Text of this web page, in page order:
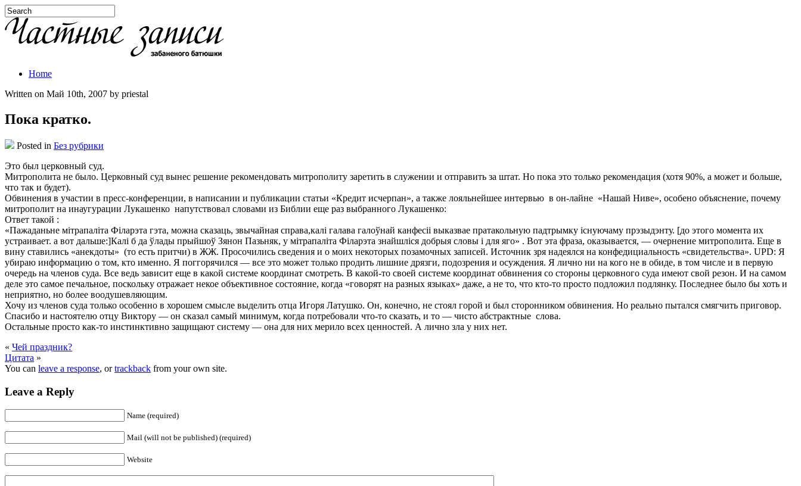
Home
Written on Май 10th, 2007 by priestal
Пока кратко.
Posted in Без рубрики
Это был церковный суд.
Митрополита не было. Церковный суд вынес решение рекомендовать митрополиту заретить в служении и отправить за штат. Но пока это только рекомендация (хотя 90%, а может и больше,
что так и будет).
Обвинения в участии в пресс-конференции, в написании и публикации статьи «Кредит исчерпан», а также лояльнейшее интервью в он-лайне «Нашай Ниве», особено объяснение, почему
митрополит на инаугурации Лукашенко напутствовал словами из Библии еще раз выбранного Лукашенко:
Ответ такой :
«Пажаданьне мітрапаліта Філарэта гэта, можна сказаць, звычайная справа,калі галава галоўнай канфесіі выказвае пратакольную падтрымку існуючаму прэзыдэнту. [до этого момента их
устраивает. а вот дальше:]Калі б да ўлады прыйшоў Зянон Пазьняк, у мітрапаліта Філарэта знайшліся добрыя словы і для яго» . Вот эта фраза, оказывается, — очернение митрополита. Еще в
вину ставились «анекдоты» (то есть притчи) в ЖЖ. Просочились сведения и о моих некоторых позамочных записей. Источник зря надеялся на конфедициальность «свидетельства». UPD: Я
убираю информацию о том, кто именно. Я поггорячился — все это может только продить лишние дрязги, подозрения и осуждения. Я лично ни на кого не в обиде, в том числе и в первую
очередь на членов суда. Все ведь зависит еще в какой системе координат смотреть. В какой-то своей системе координат обвинения со стороны церковного суда имеют свой резон. И на самом
деле это самое печальное, поскольку отражает некое объективное состояние, когда «говорят на разных языках» даже, а не то, что кто-то просто подложил подлянку. Последнее было бы хоть и
неприятно, но более воодушевляющим.
Хочу из членов суда только особенно в хорошем смысле выделить отца Игоря Латушко. Он, конечно, не стоял горой и был сторонником обвинения. Но реально пытался смягчить приговор.
Спасибо и настоятелю отцу Виктору — он сказал самый минимум, когда потребовали что-то сказать, и то — чисто абстрактные слова.
Остальные просто как-то инстинктивно защищают систему — она для них мерило всех ценностей. А лично зла у них нет.
« Чей праздник?
Цитата »
You can leave a response, ortrackback from your own site.
Leave a Reply
Name (required)
Mail (will not be published) (required)
Website